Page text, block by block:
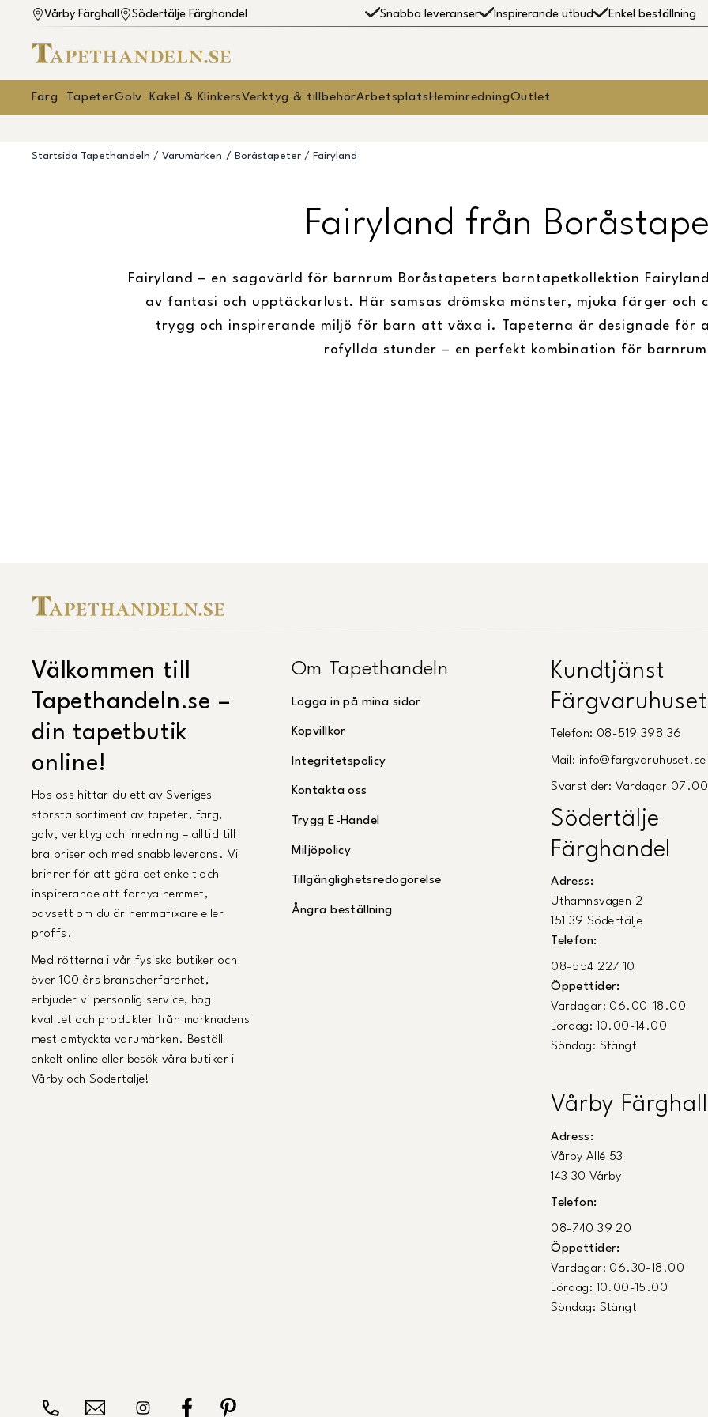
Vårby Färghall Södertälje Färghandel Snabba leveranser Inspirerande utbud Enkel beställning
Färg TapeterGolv Kakel & KlinkersVerktyg & tillbehörArbetsplats HeminredningOutlet
Startsida Tapethandeln Varumärken Boråstapeter Fairyland
Fairyland från
Fairyland – en sagovärld för barnrum Boråstapeters barntapetkollektion
av fantasi och upptäckarlust. Här samsas drömska mönster, mjuka färger och
trygg och inspirerande miljö för barn att växa i. Tapeterna är designade för
rofyllda stunder – en perfekt kombination för
Välkommen till
Tapethandeln.se –
din tapetbutik
online!
Hos oss hittar du ett av Sveriges
största sortiment av tapeter, färg,
golv, verktyg och inredning – alltid till
bra priser och med snabb leverans. Vi
brinner för att göra det enkelt och
inspirerande att förnya hemmet,
oavsett om du är hemmafixare eller
proffs.
Med rötterna i vår fysiska butiker och
över 100 års branscherfarenhet,
erbjuder vi personlig service, hög
kvalitet och produkter från marknadens
mest omtyckta varumärken. Beställ
enkelt online eller besök våra butiker i
Vårby och Södertälje!
Om Tapethandeln
Logga in på mina sidor
Köpvillkor
Integritetspolicy
Kontakta oss
Trygg E-Handel
Miljöpolicy
Tillgänglighetsredogörelse
Ångra beställning
Kundtjänst
Telefon: 08-519 398 36
Mail: info@fargvaruhuset.se
Svarstider: Vardagar
Södertälje
Färghandel
Adress:
Uthamnsvägen 2
151 39 Södertälje
Telefon:
08-554 227 10
Öppettider:
Vardagar: 06.00-18.00
Lördag: 10.00-14.00
Söndag: Stängt
Vårby Färghall
Adress:
Vårby Allé 53
143 30 Vårby
Telefon:
08-740 39 20
Öppettider:
Vardagar: 06.30-18.00
Lördag: 10.00-15.00
Söndag: Stängt